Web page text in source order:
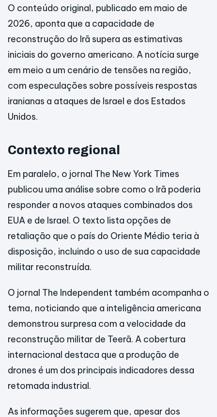
O conteúdo original, publicado em maio de
2026, aponta que a capacidade de
reconstrução do Irã supera as estimativas
iniciais do governo americano. A notícia surge
em meio a um cenário de tensões na região,
com especulações sobre possíveis respostas
iranianas a ataques de Israel e dos Estados
Unidos.
Contexto regional
Em paralelo, o jornal The New York Times
publicou uma análise sobre como o Irã poderia
responder a novos ataques combinados dos
EUA e de Israel. O texto lista opções de
retaliação que o país do Oriente Médio teria à
disposição, incluindo o uso de sua capacidade
militar reconstruída.
O jornal The Independent também acompanha o
tema, noticiando que a inteligência americana
demonstrou surpresa com a velocidade da
reconstrução militar de Teerã. A cobertura
internacional destaca que a produção de
drones é um dos principais indicadores dessa
retomada industrial.
As informações sugerem que, apesar dos